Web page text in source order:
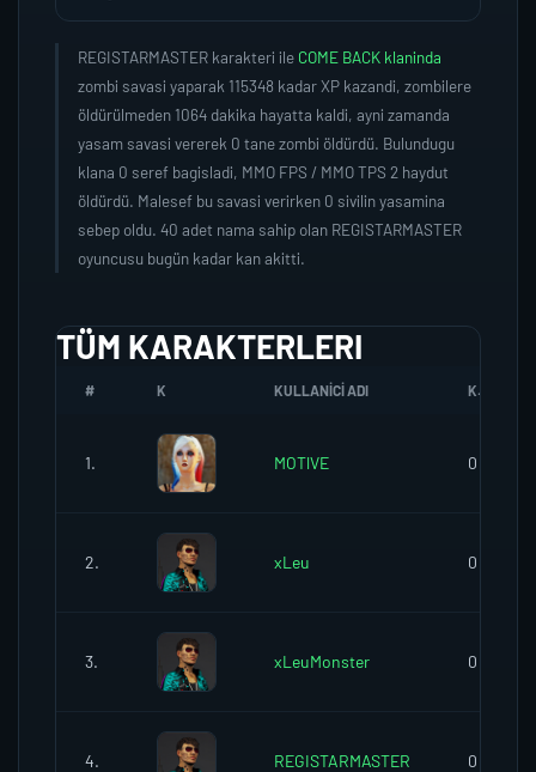
REGISTARMASTER karakteri ile COME BACK klaninda
zombi savasi yaparak 115348 kadar XP kazandi, zombilere
öldürülmeden 1064 dakika hayatta kaldi, ayni zamanda
yasam savasi vererek 0 tane zombi öldürdü. Bulundugu
klana 0 seref bagisladi, MMO FPS / MMO TPS 2 haydut
öldürdü. Malesef bu savasi verirken 0 sivilin yasamina
sebep oldu. 40 adet nama sahip olan REGISTARMASTER
oyuncusu bugün kadar kan akitti.
TÜM KARAKTERLERI
# K KULLANICI ADI K.SEREFI
1. MOTlVE 0
2. xLeu 0
3. xLeuMonster 0
4. REGISTARMASTER 0